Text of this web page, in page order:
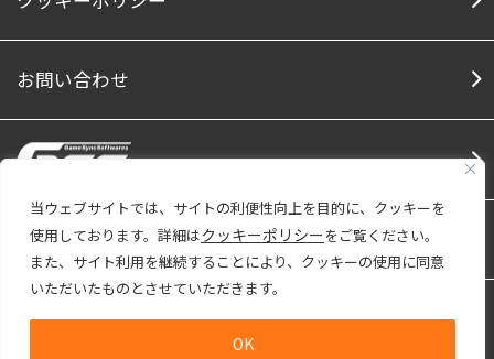
当ウェブサイトでは、サイトの利便性向上を目的に、クッキーを
使用しております。詳細はクッキーポリシーをご覧ください。
また、サイト利用を継続することにより、クッキーの使用に同意
いただいたものとさせていただきます。
OK
お問い合わせ
Social Media
Note FacebookTwitter